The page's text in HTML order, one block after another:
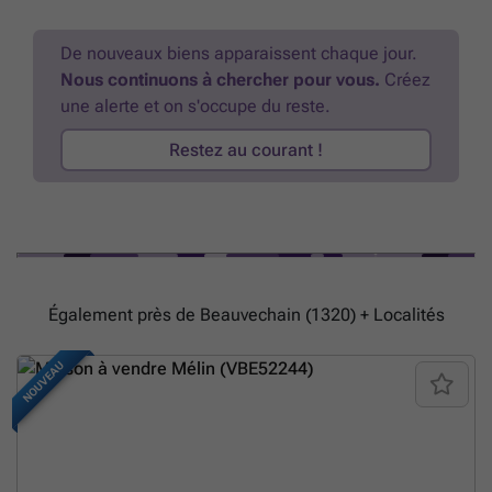
De nouveaux biens apparaissent chaque jour.
Nous continuons à chercher pour vous. Créez
une alerte et on s'occupe du reste.
Restez au courant !
Également près de Beauvechain (1320) + Localités
NOUVEAU